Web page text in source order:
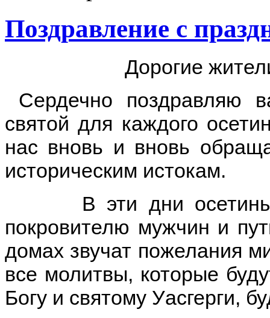
Поздравление с
Дорогие
Сердечно поздравляю
святой для каждого
нас вновь и вновь
историческим истокам.
В эти дни осетины
покровителю мужчин и
домах звучат пожелания
все молитвы, которые
Богу и святому Уасгерги,